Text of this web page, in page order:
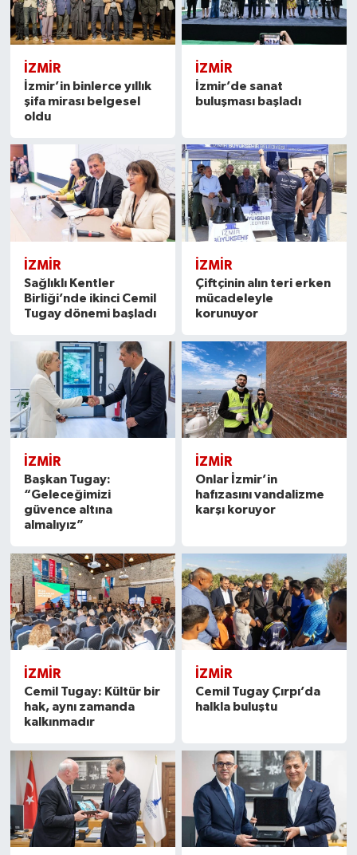
İZMIR
İzmir’in binlerce yıllık
şifa mirası belgesel
oldu
İZMIR
İzmir’de sanat
buluşması başladı
İZMIR
Sağlıklı Kentler
Birliği’nde ikinci Cemil
Tugay dönemi başladı
İZMIR
Çiftçinin alın teri erken
mücadeleyle
korunuyor
İZMIR
Başkan Tugay:
“Geleceğimizi
güvence altına
almalıyız”
İZMIR
Onlar İzmir’in
hafızasını vandalizme
karşı koruyor
İZMIR
Cemil Tugay: Kültür bir
hak, aynı zamanda
kalkınmadır
İZMIR
Cemil Tugay Çırpı’da
halkla buluştu